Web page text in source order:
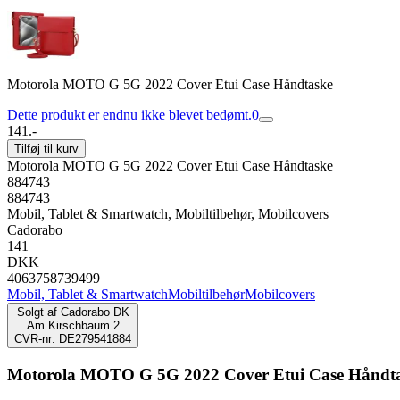
Motorola MOTO G 5G 2022 Cover Etui Case Håndtaske
Dette produkt er endnu ikke blevet bedømt.0
141.-
Tilføj til kurv
Motorola MOTO G 5G 2022 Cover Etui Case Håndtaske
884743
884743
Mobil, Tablet & Smartwatch, Mobiltilbehør, Mobilcovers
Cadorabo
141
DKK
4063758739499
Mobil, Tablet & SmartwatchMobiltilbehørMobilcovers
Solgt af Cadorabo DK
Am Kirschbaum 2
CVR-nr: DE279541884
Motorola MOTO G 5G 2022 Cover Etui Case